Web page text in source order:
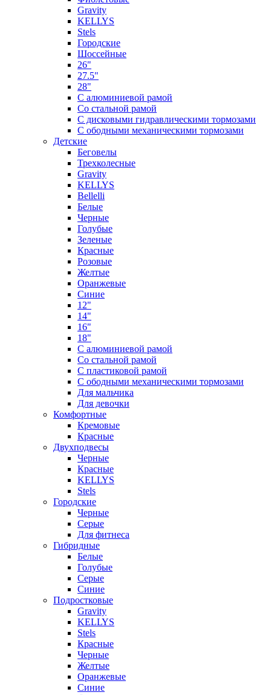
Gravity
KELLYS
Stels
Городские
Шоссейные
26"
27.5"
28"
С алюминиевой рамой
Со стальной рамой
С дисковыми гидравлическими тормозами
С ободными механическими тормозами
Детские
Беговелы
Трехколесные
Gravity
KELLYS
Bellelli
Белые
Черные
Голубые
Зеленые
Красные
Розовые
Желтые
Оранжевые
Синие
12"
14"
16"
18"
С алюминиевой рамой
Со стальной рамой
С пластиковой рамой
С ободными механическими тормозами
Для мальчика
Для девочки
Комфортные
Кремовые
Красные
Двухподвесы
Черные
Красные
KELLYS
Stels
Городские
Черные
Серые
Для фитнеса
Гибридные
Белые
Голубые
Серые
Синие
Подростковые
Gravity
KELLYS
Stels
Красные
Черные
Желтые
Оранжевые
Синие